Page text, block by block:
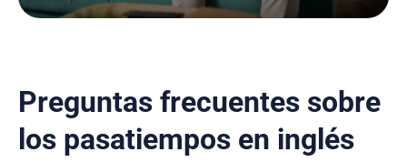
Preguntas frecuentes sobre
los pasatiempos en inglés